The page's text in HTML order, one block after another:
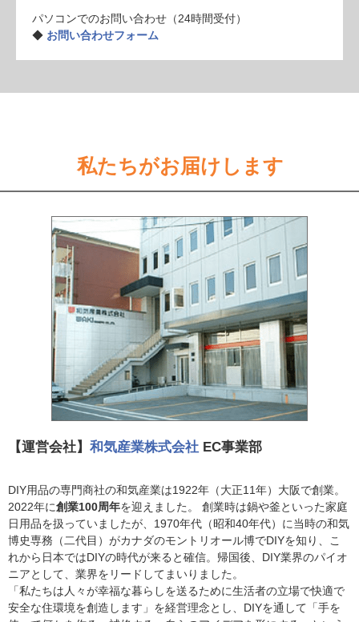
パソコンでのお問い合わせ（24時間受付）
◆ お問い合わせフォーム
私たちがお届けします
【運営会社】 和気産業株式会社 EC事業部
DIY用品の専門商社の和気産業は1922年（大正11年）大阪で創業。
2022年に創業100周年を迎えました。 創業時は鍋や釜といった家庭
日用品を扱っていましたが、1970年代（昭和40年代）に当時の和気
博史専務（二代目）がカナダのモントリオール博でDIYを知り、こ
れから日本ではDIYの時代が来ると確信。帰国後、DIY業界のパイオ
ニアとして、業界をリードしてまいりました。
「私たちは人々が幸福な暮らしを送るために生活者の立場で快適で
安全な住環境を創造します」を経営理念とし、DIYを通して「手を